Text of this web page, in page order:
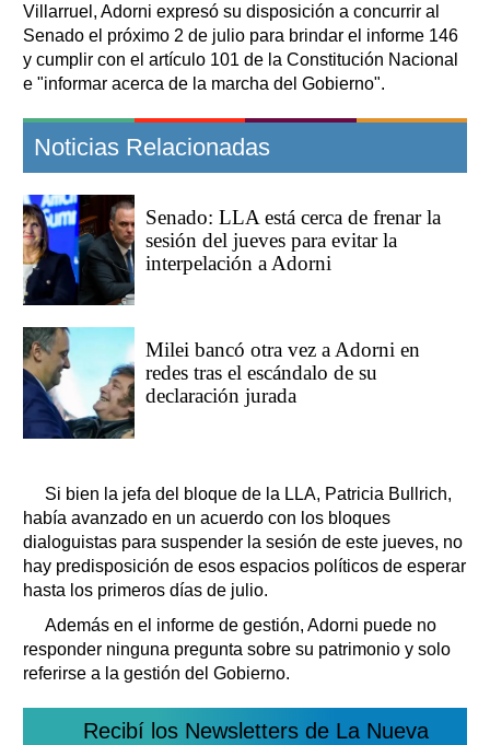
Villarruel, Adorni expresó su disposición a concurrir al
Senado el próximo 2 de julio para brindar el informe 146
y cumplir con el artículo 101 de la Constitución Nacional
e "informar acerca de la marcha del Gobierno".
Noticias Relacionadas
Senado: LLA está cerca de frenar la
sesión del jueves para evitar la
interpelación a Adorni
Milei bancó otra vez a Adorni en
redes tras el escándalo de su
declaración jurada
Si bien la jefa del bloque de la LLA, Patricia Bullrich,
había avanzado en un acuerdo con los bloques
dialoguistas para suspender la sesión de este jueves, no
hay predisposición de esos espacios políticos de esperar
hasta los primeros días de julio.
Además en el informe de gestión, Adorni puede no
responder ninguna pregunta sobre su patrimonio y solo
referirse a la gestión del Gobierno.
Recibí los Newsletters de La Nueva